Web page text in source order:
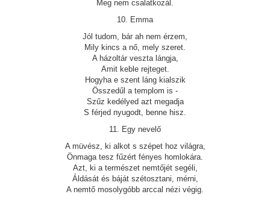
Meg nem csalatkozál.
10. Emma
Jól tudom, bár ah nem érzem,
Mily kincs a nő, mely szeret.
A házoltár veszta lángja,
Amit keble rejteget.
Hogyha e szent láng kialszik
Összedűl a templom is -
Szűz kedélyed azt megadja
S férjed nyugodt, benne hisz.
11. Egy nevelő
A müvész, ki alkot s szépet hoz világra,
Önmaga tesz fűzért fényes homlokára.
Azt, ki a természet nemtőjét segéli,
Áldását és báját szétosztani, mérni,
A nemtő mosolygóbb arccal nézi végig.